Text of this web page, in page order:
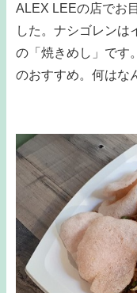
ALEX LEEの店でお
した。ナシゴレンは
の「焼きめし」で
のおすすめ。何はな